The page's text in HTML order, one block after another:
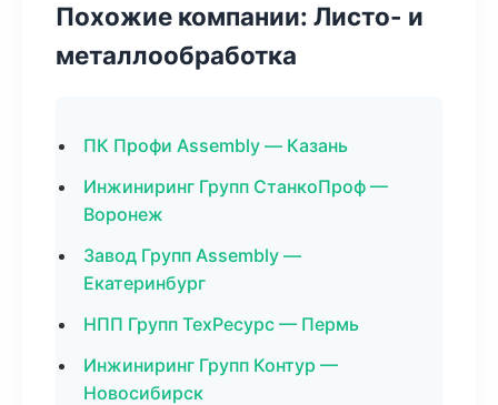
Похожие компании: Листо- и
металлообработка
ПК Профи Assembly — Казань
Инжиниринг Групп СтанкоПроф —
Воронеж
Завод Групп Assembly —
Екатеринбург
НПП Групп ТехРесурс — Пермь
Инжиниринг Групп Контур —
Новосибирск